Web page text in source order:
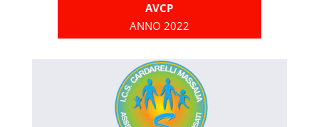
AVCP
ANNO 2022